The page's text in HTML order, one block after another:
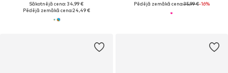
Sākotnējā cena: 34,99 €
Pēdējā zemākā cena:24,49 €
Pēdējā zemākā cena:35,99 €-16%